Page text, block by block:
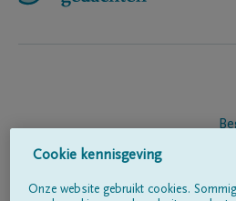
Cookie kennisgeving
Onze website gebruikt cookies.